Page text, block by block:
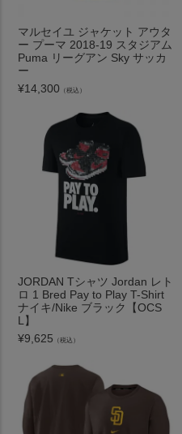
マルセイユ ジャケット アウタ
ー プーマ 2018-19 スタジアム
Puma リーグアン Sky サッカ
ー
¥14,300 （税込）
JORDAN Tシャツ Jordan レト
ロ 1 Bred Pay to Play T-Shirt
ナイキ/Nike ブラック【OCS
L】
¥9,625 （税込）